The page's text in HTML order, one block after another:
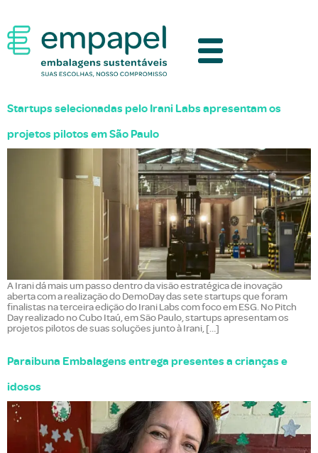
Startups selecionadas pelo Irani Labs apresentam os
projetos pilotos em São Paulo
A Irani dá mais um passo dentro da visão estratégica de inovação
aberta com a realização do DemoDay das sete startups que foram
finalistas na terceira edição do Irani Labs com foco em ESG. No Pitch
Day realizado no Cubo Itaú, em São Paulo, startups apresentam os
projetos pilotos de suas soluções junto à Irani, […]
Paraibuna Embalagens entrega presentes a crianças e
idosos